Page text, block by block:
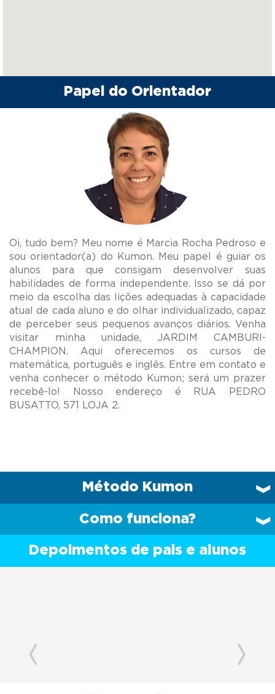
Papel do Orientador
Oi, tudo bem? Meu nome é Marcia Rocha Pedroso e
sou orientador(a) do Kumon. Meu papel é guiar os
alunos para que consigam desenvolver suas
habilidades de forma independente. Isso se dá por
meio da escolha das lições adequadas à capacidade
atual de cada aluno e do olhar individualizado, capaz
de perceber seus pequenos avanços diários. Venha
visitar minha unidade, JARDIM CAMBURI-
CHAMPION. Aqui oferecemos os cursos de
matemática, português e inglês. Entre em contato e
venha conhecer o método Kumon; será um prazer
recebê-lo! Nosso endereço é RUA PEDRO
Método Kumon
Como funciona?
Depoimentos de pais e alunos